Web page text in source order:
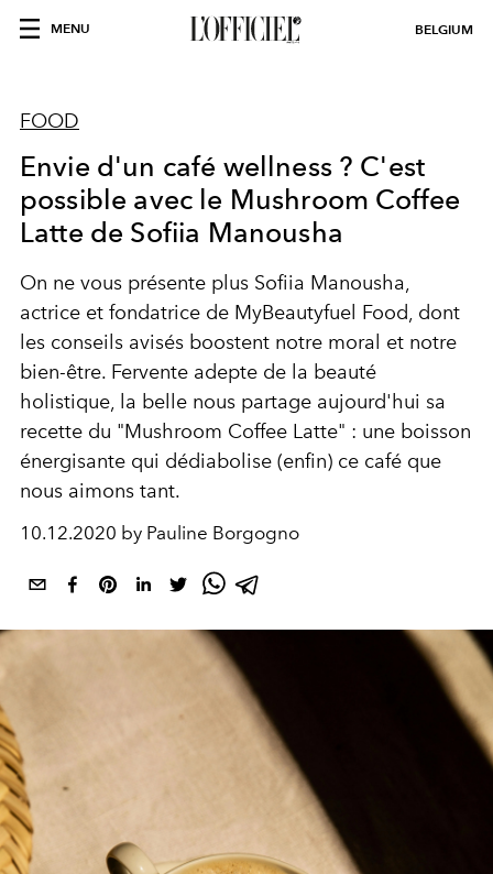
MENU BELGIUM
FOOD
Envie d'un café wellness ? C'est
possible avec le Mushroom Coffee
Latte de Sofiia Manousha
On ne vous présente plus Sofiia Manousha,
actrice et fondatrice de MyBeautyfuel Food, dont
les conseils avisés boostent notre moral et notre
bien-être. Fervente adepte de la beauté
holistique, la belle nous partage aujourd'hui sa
recette du "Mushroom Coffee Latte" : une boisson
énergisante qui dédiabolise (enfin) ce café que
nous aimons tant.
10.12.2020 by Pauline Borgogno